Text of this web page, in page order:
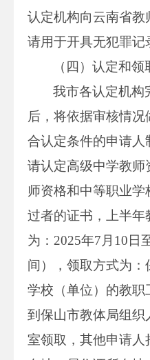
认定机构向云南省教
请用于开具无犯罪记
（四）认定和领
我市各认定机构
后，将依据审核情
合认定条件的申请人
请认定高级中学教师
师资格和中等职业
过者的证书，上半年
为：2025年7月10日
间），领取方式为
学校（单位）的教
到保山市教体局组织
室领取，其他申请